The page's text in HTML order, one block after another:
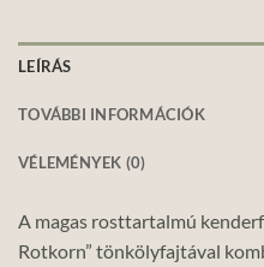
LEÍRÁS
TOVÁBBI INFORMÁCIÓK
VÉLEMÉNYEK (0)
A magas rosttartalmú
Rotkorn” tönkölyfajtával